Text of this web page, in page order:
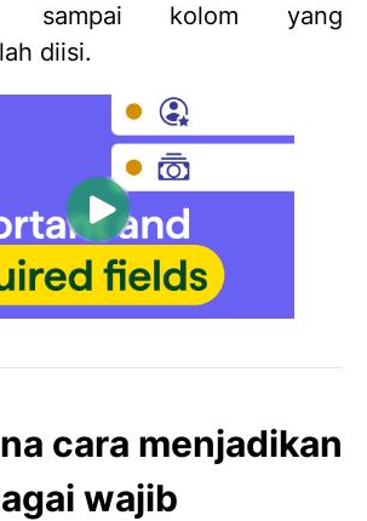
sampai kolom yang
diisi.
cara menjadikan
wajib